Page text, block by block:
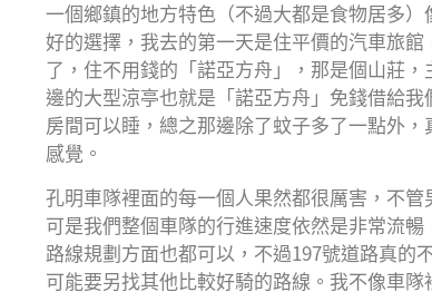
一個鄉鎮的地方特色（不過大都是食物居多
好的選擇，我去的第一天是住平價的汽車旅
了，住不用錢的「諾亞方舟」，那是個山莊
邊的大型涼亭也就是「諾亞方舟」免錢借給
房間可以睡，總之那邊除了蚊子多了一點外
感覺。
孔明車隊裡面的每一個人果然都很厲害，不
可是我們整個車隊的行進速度依然是非常流
路線規劃方面也都可以，不過197號道路真的
可能要另找其他比較好騎的路線。我不像車